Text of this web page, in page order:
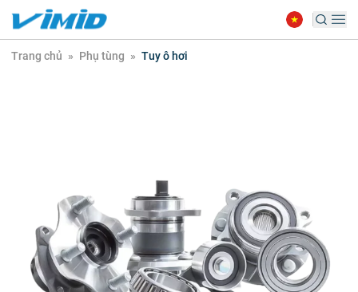
Trang chủ » Phụ tùng » Tuy ô hơi